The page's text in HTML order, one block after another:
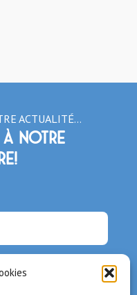
ACTUALITÉ…
à notre